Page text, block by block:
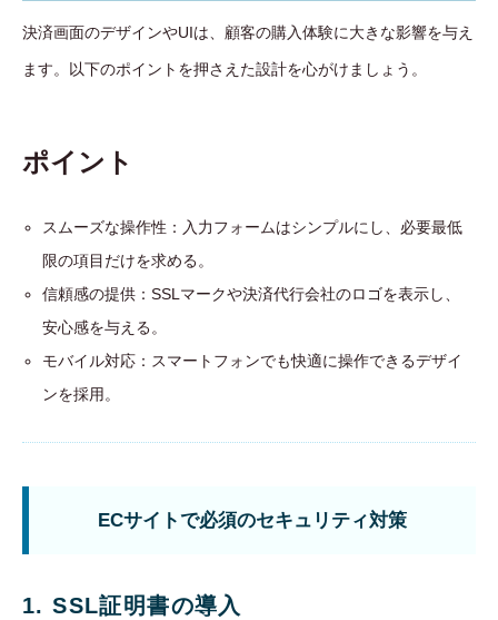
決済画面のデザインやUIは、顧客の購入体験に大きな影響を与え
ます。以下のポイントを押さえた設計を心がけましょう。
ポイント
スムーズな操作性：入力フォームはシンプルにし、必要最低
限の項目だけを求める。
信頼感の提供：SSLマークや決済代行会社のロゴを表示し、
安心感を与える。
モバイル対応：スマートフォンでも快適に操作できるデザイ
ンを採用。
ECサイトで必須のセキュリティ対策
1. SSL証明書の導入